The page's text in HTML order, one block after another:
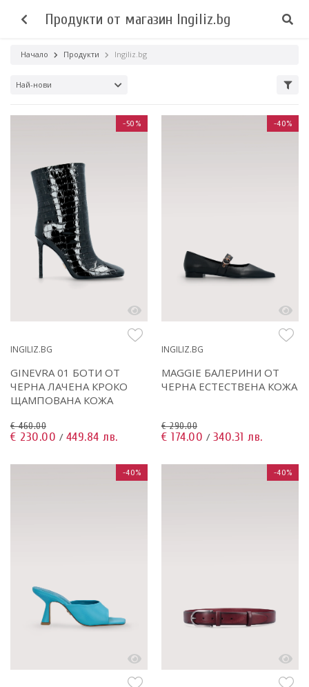
Начало Продукти Ingiliz.bg
Продукти от магазин Ingiliz.bg
Най-нови
-50%
INGILIZ.BG
GINEVRA 01 БОТИ ОТ
ЧЕРНА ЛАЧЕНА КРОКО
ЩАМПОВАНА КОЖА
€ 460.00
€ 230.00 / 449.84 лв.
-40%
INGILIZ.BG
MAGGIE БАЛЕРИНИ ОТ
ЧЕРНА ЕСТЕСТВЕНА КОЖА
€ 290.00
€ 174.00 / 340.31 лв.
-40% -40%